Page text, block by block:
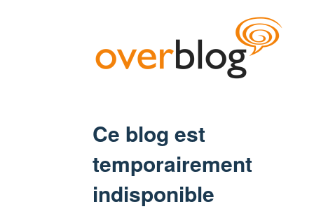
Ce blog est
temporairement
indisponible